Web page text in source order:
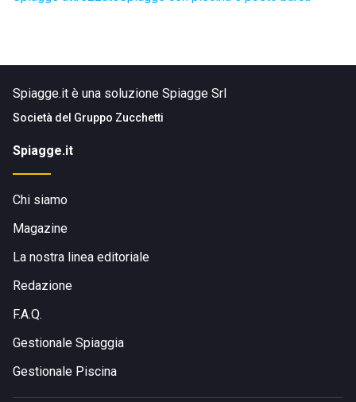
Spiagge.it è una soluzione Spiagge Srl
Società del Gruppo Zucchetti
Spiagge.it
Chi siamo
Magazine
La nostra linea editoriale
Redazione
F.A.Q.
Gestionale Spiaggia
Gestionale Piscina